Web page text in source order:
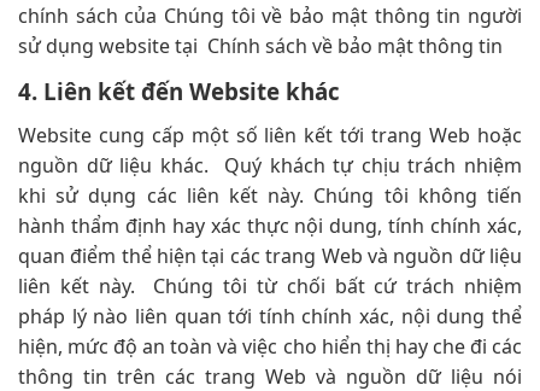
chính sách của Chúng tôi về bảo mật thông tin người
sử dụng website tại Chính sách về bảo mật thông tin
4. Liên kết đến Website khác
Website cung cấp một số liên kết tới trang Web hoặc
nguồn dữ liệu khác. Quý khách tự chịu trách nhiệm
khi sử dụng các liên kết này. Chúng tôi không tiến
hành thẩm định hay xác thực nội dung, tính chính xác,
quan điểm thể hiện tại các trang Web và nguồn dữ liệu
liên kết này. Chúng tôi từ chối bất cứ trách nhiệm
pháp lý nào liên quan tới tính chính xác, nội dung thể
hiện, mức độ an toàn và việc cho hiển thị hay che đi các
thông tin trên các trang Web và nguồn dữ liệu nói